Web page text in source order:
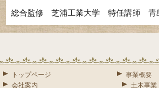
総合監修 芝浦工業大学 特任講師 青
トップページ
会社案内
事業概要
土木事業